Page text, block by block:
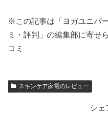
※この記事は「ヨガユニバ
ミ・評判」の編集部に寄せ
コミ
スキンケア家電のレビュー
シェ